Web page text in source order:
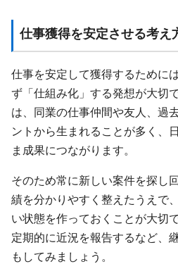
仕事獲得を安定させる考え
仕事を安定して獲得するために
ず「仕組み化」する発想が大切
は、同業の仕事仲間や友人、過
ントから生まれることが多く、
ま成果につながります。
そのため常に新しい案件を探し
績を分かりやすく整えたうえで
い状態を作っておくことが大切
定期的に近況を報告するなど、
もしてみましょう。